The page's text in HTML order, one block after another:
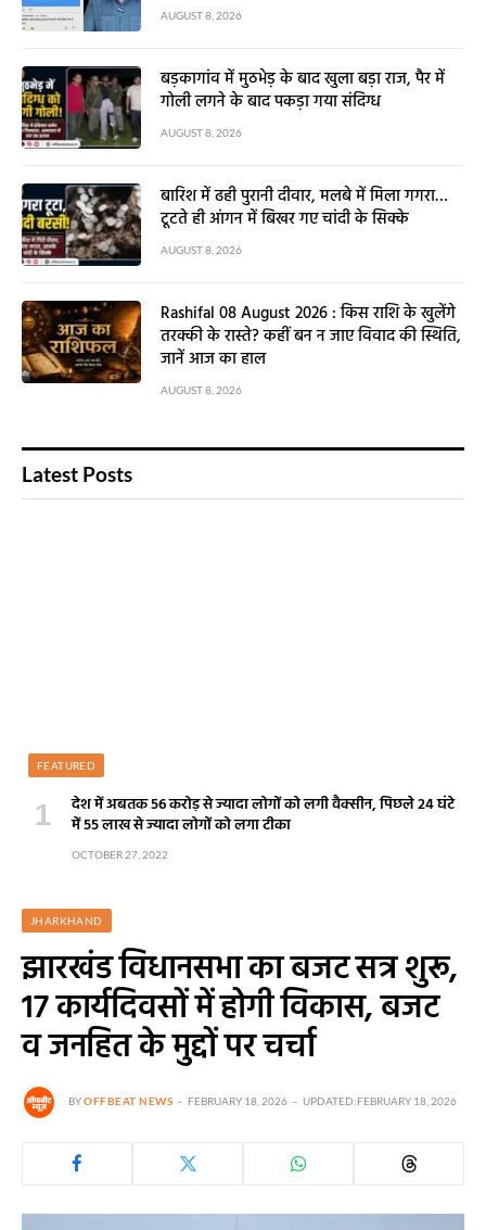
AUGUST 8, 2026
बड़कागांव में मुठभेड़ के बाद खुला बड़ा राज, पैर में
गोली लगने के बाद पकड़ा गया संदिग्ध
AUGUST 8, 2026
बारिश में ढही पुरानी दीवार, मलबे में मिला गगरा…
टूटते ही आंगन में बिखर गए चांदी के सिक्के
AUGUST 8, 2026
Rashifal 08 August 2026 : किस राशि के खुलेंगे
तरक्की के रास्ते? कहीं बन न जाए विवाद की स्थिति,
जानें आज का हाल
AUGUST 8, 2026
Latest Posts
FEATURED
देश में अबतक 56 करोड़ से ज्यादा लोगों को लगी वैक्सीन, पिछले 24 घंटे
में 55 लाख से ज्यादा लोगों को लगा टीका
OCTOBER 27, 2022
JHARKHAND
झारखंड विधानसभा का बजट सत्र शुरू,
17 कार्यदिवसों में होगी विकास, बजट
व जनहित के मुद्दों पर चर्चा
BYOFFBEAT NEWS FEBRUARY 18, 2026 UPDATED:FEBRUARY 18, 2026